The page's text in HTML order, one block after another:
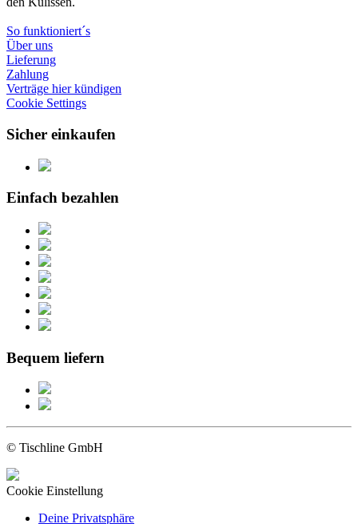
So funktioniert´s
Über uns
Lieferung
Zahlung
Verträge hier kündigen
Cookie Settings
Sicher einkaufen
Einfach bezahlen
Bequem liefern
© Tischline GmbH
Cookie Einstellung
Deine Privatsphäre